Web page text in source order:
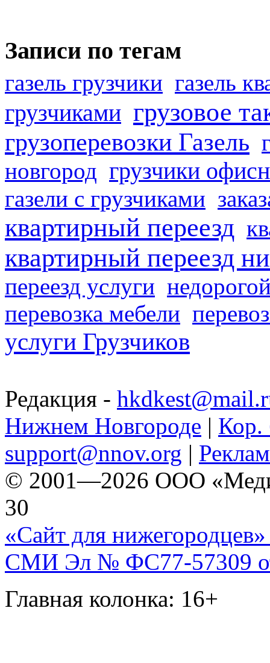
Записи по тегам
газель грузчики газель
грузчиками грузовое
грузоперевозки Газель
новгород грузчики
газели с грузчиками
квартирный переезд
квартирный переезд
переезд услуги
перевозка мебели
услуги Грузчиков
Редакция -
Нижнем Новгороде | Кор.
support@nnov.org |
© 2001—2026 ООО
30
«Сайт для нижегородцев»
СМИ Эл № ФС77-57309
Главная колонка: 16+